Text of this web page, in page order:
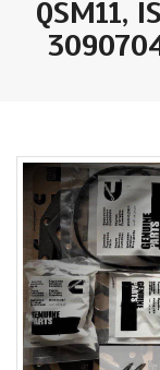
QSM11,